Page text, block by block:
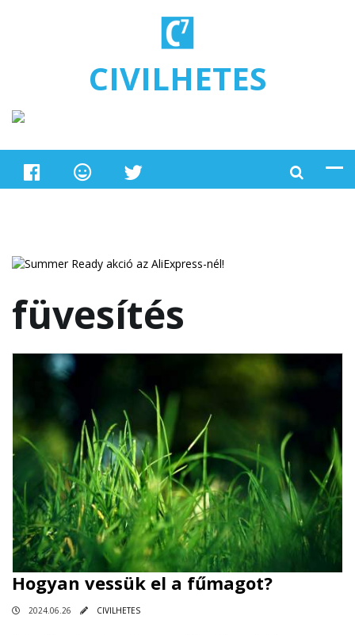
CIVILHETES
füvesítés
Hogyan vessük el a fűmagot?
2024.06.26 CIVILHETES